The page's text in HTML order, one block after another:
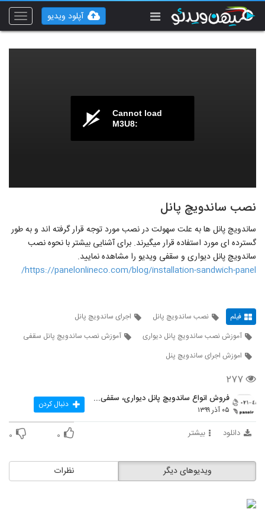
Toggle
آپلود ویدیو
Cannot load
M3U8:
نصب ساندویچ پانل
ساندویچ پانل ها به علت سهولت در نصب مورد توجه قرار گرفته اند و به طور
گسترده ای مورد استفاده قرار میگیرند. برای آشنایی بیشتر با نحوه نصب
ساندویچ پانل دیواری و سقفی ویدیو را مشاهده نمایید.
https://panelonlineco.com/blog/installation-sandwich-panel/
فیلم نصب ساندویچ پانل
اجرای ساندویچ پانل
آموزش نصب ساندویچ پانل دیواری
آموزش نصب ساندویچ پانل سقفی
اموزش اجرای ساندویچ پنل
۲۷۷
فروش انواع ساندویچ پانل دیواری، سقفی و سردخانه ای
۰۵ آذر ۱۳۹۹ دنبال کردن
دانلود بیشتر ۰ ۰
نظرات ویدیوهای دیگر